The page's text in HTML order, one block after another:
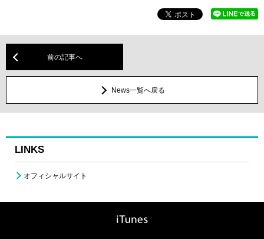
前の記事へ
News一覧へ戻る
LINKS
オフィシャルサイト